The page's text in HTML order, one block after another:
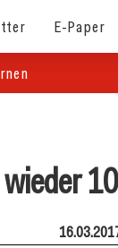
E-Paper